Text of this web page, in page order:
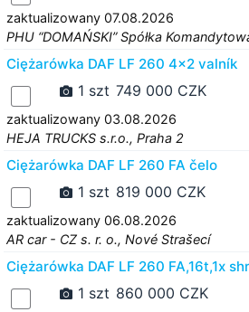
zaktualizowany 07.08.2026
PHU “DOMAŃSKI” Spółka
Ciężarówka DAF LF 260 4x2 valník
1 szt 749 000 CZK
zaktualizowany 03.08.2026
HEJA TRUCKS s.r.o., Praha 2
Ciężarówka DAF LF 260 FA čelo
1 szt 819 000 CZK
zaktualizowany 06.08.2026
AR car - CZ s. r. o., Nové Strašecí
Ciężarówka DAF LF 260 FA,16t,1x
1 szt 860 000 CZK